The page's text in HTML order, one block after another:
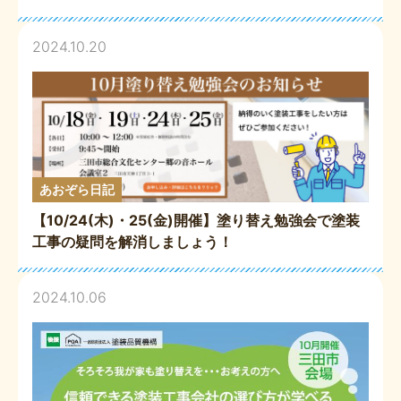
2024.10.20
あおぞら日記
【10/24(木)・25(金)開催】塗り替え勉強会で塗装
工事の疑問を解消しましょう！
2024.10.06